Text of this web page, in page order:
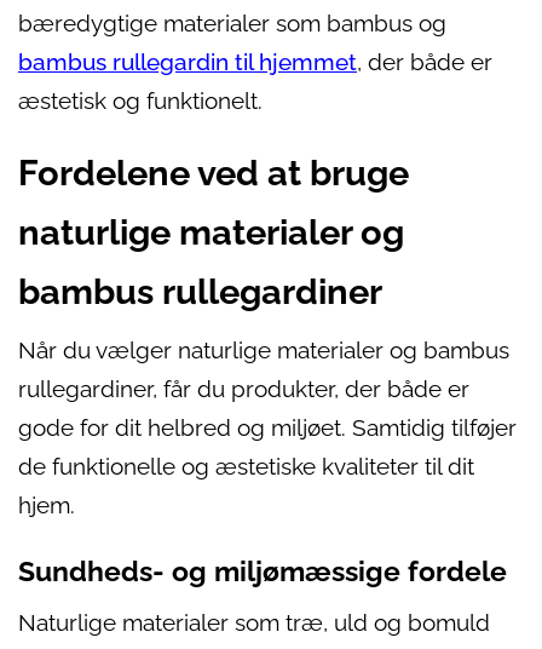
bæredygtige materialer som bambus og
bambus rullegardin til hjemmet, der både er
æstetisk og funktionelt.
Fordelene ved at bruge
naturlige materialer og
bambus rullegardiner
Når du vælger naturlige materialer og bambus
rullegardiner, får du produkter, der både er
gode for dit helbred og miljøet. Samtidig tilføjer
de funktionelle og æstetiske kvaliteter til dit
hjem.
Sundheds- og miljømæssige fordele
Naturlige materialer som træ, uld og bomuld